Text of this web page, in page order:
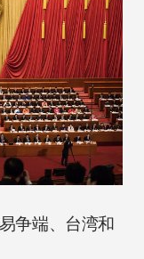
争端、台湾和